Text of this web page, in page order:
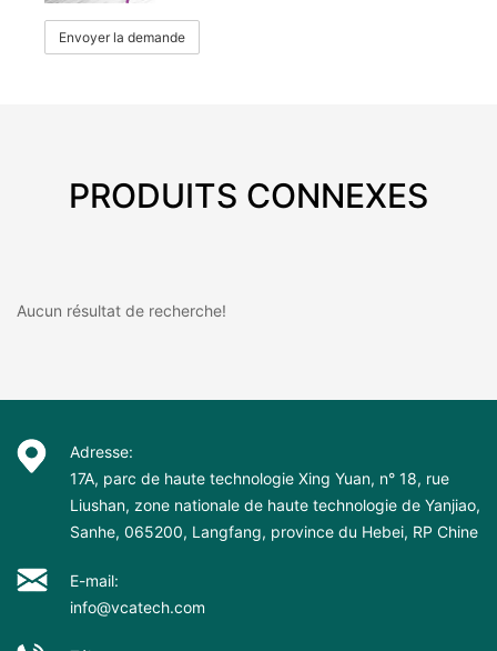
Envoyer la demande
PRODUITS CONNEXES
Aucun résultat de recherche!
Adresse:
17A, parc de haute technologie Xing Yuan, n° 18, rue
Liushan, zone nationale de haute technologie de Yanjiao,
Sanhe, 065200, Langfang, province du Hebei, RP Chine
E-mail:
info@vcatech.com